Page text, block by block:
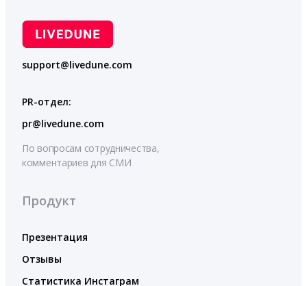
support@livedune.com
PR-отдел:
pr@livedune.com
По вопросам сотрудничества,
комментариев для СМИ
Продукт
Презентация
Отзывы
Статистика Инстаграм